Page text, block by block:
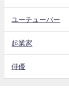
ユーチューバー
起業家
俳優